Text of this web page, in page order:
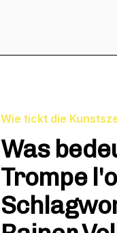
Wie tickt die
Was
Trompe